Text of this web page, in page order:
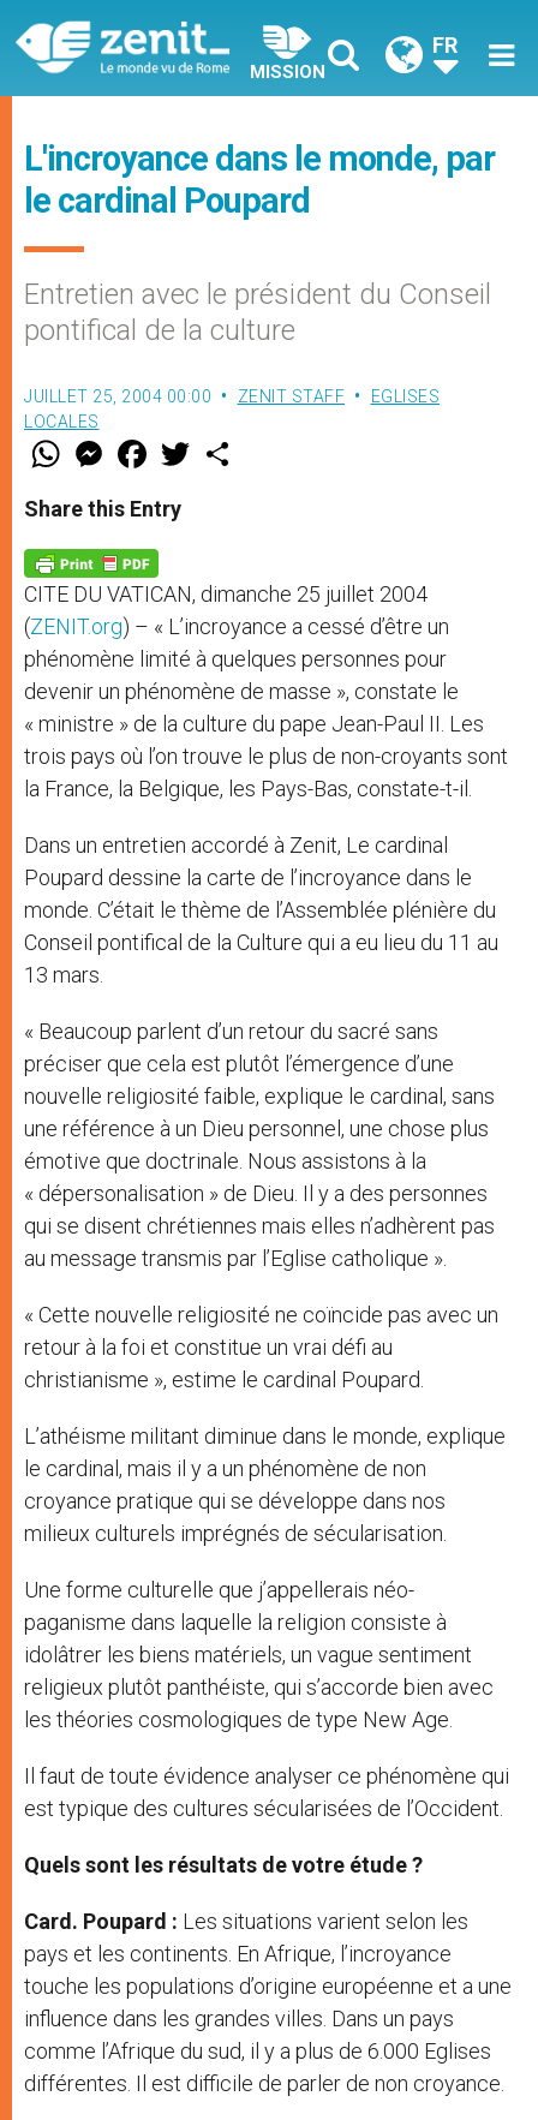
MISSION
FR
L'incroyance dans le monde, par
le cardinal Poupard
Entretien avec le président du Conseil
pontifical de la culture
JUILLET 25, 2004 00:00 ZENIT STAFF
EGLISES
LOCALES
W
t
s
p
p
M
e
s
e
g
e
r
F
a
e
b
o
k
w
Share this Entry
CITE DU VATICAN, dimanche 25 juillet 2004
(ZENIT.org) – « L’incroyance a cessé d’être un
phénomène limité à quelques personnes pour
devenir un phénomène de masse », constate le
« ministre » de la culture du pape Jean-Paul II. Les
trois pays où l’on trouve le plus de non-croyants sont
la France, la Belgique, les Pays-Bas, constate-t-il.
Dans un entretien accordé à Zenit, Le cardinal
Poupard dessine la carte de l’incroyance dans le
monde. C’était le thème de l’Assemblée plénière du
Conseil pontifical de la Culture qui a eu lieu du 11 au
13 mars.
« Beaucoup parlent d’un retour du sacré sans
préciser que cela est plutôt l’émergence d’une
nouvelle religiosité faible, explique le cardinal, sans
une référence à un Dieu personnel, une chose plus
émotive que doctrinale. Nous assistons à la
« dépersonalisation » de Dieu. Il y a des personnes
qui se disent chrétiennes mais elles n’adhèrent pas
au message transmis par l’Eglise catholique ».
« Cette nouvelle religiosité ne coïncide pas avec un
retour à la foi et constitue un vrai défi au
christianisme », estime le cardinal Poupard.
L’athéisme militant diminue dans le monde, explique
le cardinal, mais il y a un phénomène de non
croyance pratique qui se développe dans nos
milieux culturels imprégnés de sécularisation.
Une forme culturelle que j’appellerais néo-
paganisme dans laquelle la religion consiste à
idolâtrer les biens matériels, un vague sentiment
religieux plutôt panthéiste, qui s’accorde bien avec
les théories cosmologiques de type New Age.
Il faut de toute évidence analyser ce phénomène qui
est typique des cultures sécularisées de l’Occident.
Quels sont les résultats de votre étude ?
Card. Poupard : Les situations varient selon les
pays et les continents. En Afrique, l’incroyance
touche les populations d’origine européenne et a une
influence dans les grandes villes. Dans un pays
comme l’Afrique du sud, il y a plus de 6.000 Eglises
différentes. Il est difficile de parler de non croyance.